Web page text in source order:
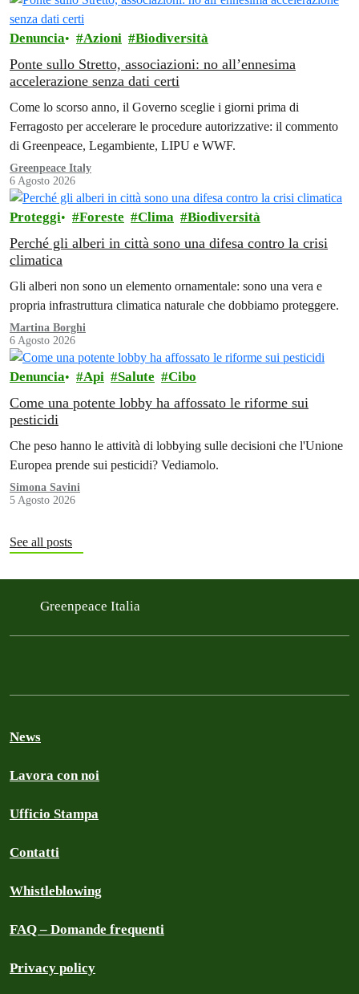
Denuncia Azioni Biodiversità
Ponte sullo Stretto, associazioni: no all’ennesima
accelerazione senza dati certi
Come lo scorso anno, il Governo sceglie i giorni prima di
Ferragosto per accelerare le procedure autorizzative: il commento
di Greenpeace, Legambiente, LIPU e WWF.
Greenpeace Italy
6 Agosto 2026
Proteggi Foreste Clima Biodiversità
Perché gli alberi in città sono una difesa contro la crisi
climatica
Gli alberi non sono un elemento ornamentale: sono una vera e
propria infrastruttura climatica naturale che dobbiamo proteggere.
Martina Borghi
6 Agosto 2026
Denuncia Api Salute Cibo
Come una potente lobby ha affossato le riforme sui
pesticidi
Che peso hanno le attività di lobbying sulle decisioni che l'Unione
Europea prende sui pesticidi? Vediamolo.
Simona Savini
5 Agosto 2026
See all posts
Greenpeace Italia
News
Lavora con noi
Ufficio Stampa
Contatti
Whistleblowing
FAQ – Domande frequenti
Privacy policy